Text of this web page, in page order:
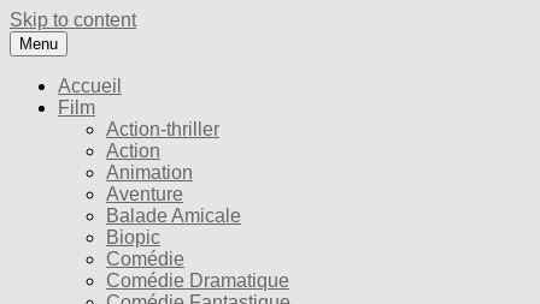
Skip to content
Menu
Accueil
Film
Action-thriller
Action
Animation
Aventure
Balade Amicale
Biopic
Comédie
Comédie Dramatique